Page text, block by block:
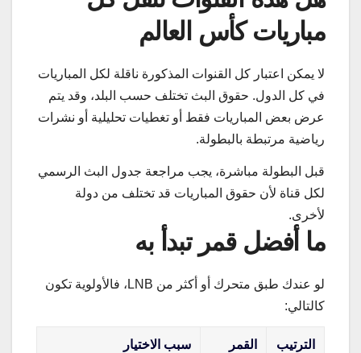
مباريات كأس العالم
لا يمكن اعتبار كل القنوات المذكورة ناقلة لكل المباريات
في كل الدول. حقوق البث تختلف حسب البلد، وقد يتم
عرض بعض المباريات فقط أو تغطيات تحليلية أو نشرات
رياضية مرتبطة بالبطولة.
قبل البطولة مباشرة، يجب مراجعة جدول البث الرسمي
لكل قناة لأن حقوق المباريات قد تختلف من دولة
لأخرى.
ما أفضل قمر تبدأ به
لو عندك طبق متحرك أو أكثر من LNB، فالأولوية تكون
كالتالي:
الترتيب القمر سبب الاختيار